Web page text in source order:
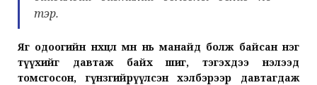
тэр.
Яг одоогийн нөхцөл өмнө нь манайд болж байсан нэг
түүхийг давтаж байх шиг, тэгэхдээ нэлээд
томсгосон, гүнзгийрүүлсэн хэлбэрээр давтагдаж